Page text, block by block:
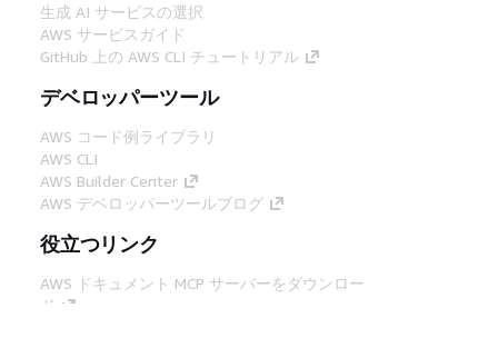
生成 AI サービスの選択
AWS サービスガイド
GitHub 上の AWS CLI チュートリアル
デベロッパーツール
AWS コード例ライブラリ
AWS CLI
AWS Builder Center
AWS デベロッパーツールブログ
役立つリンク
AWS ドキュメント MCP サーバーをダウンロー
ド